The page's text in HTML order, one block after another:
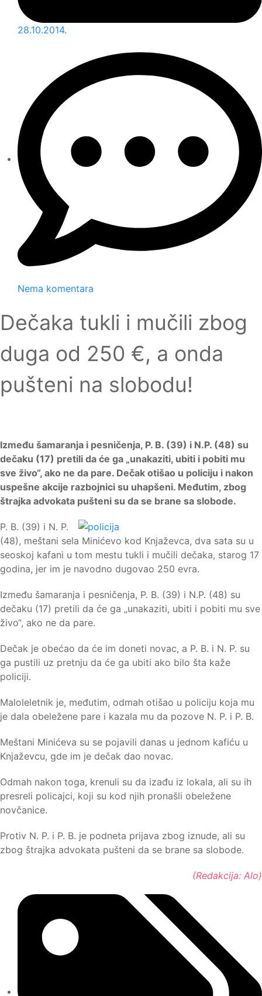
28.10.2014.
Nema komentara
Dečaka tukli i mučili zbog
duga od 250 €, a onda
pušteni na slobodu!
Između šamaranja i pesničenja, P. B. (39) i N.P. (48) su
dečaku (17) pretili da će ga „unakaziti, ubiti i pobiti mu
sve živo“, ako ne da pare. Dečak otišao u policiju i nakon
uspešne akcije razbojnici su uhapšeni. Međutim, zbog
štrajka advokata pušteni su da se brane sa slobode.
P. B. (39) i N. P.
(48), meštani sela Minićevo kod Knjaževca, dva sata su u
seoskoj kafani u tom mestu tukli i mučili dečaka, starog 17
godina, jer im je navodno dugovao 250 evra.
Između šamaranja i pesničenja, P. B. (39) i N.P. (48) su
dečaku (17) pretili da će ga „unakaziti, ubiti i pobiti mu sve
živo“, ako ne da pare.
Dečak je obećao da će im doneti novac, a P. B. i N. P. su
ga pustili uz pretnju da će ga ubiti ako bilo šta kaže
policiji.
Maloleletnik je, međutim, odmah otišao u policiju koja mu
je dala obeležene pare i kazala mu da pozove N. P. i P. B.
Meštani Minićeva su se pojavili danas u jednom kafiću u
Knjaževcu, gde im je dečak dao novac.
Odmah nakon toga, krenuli su da izađu iz lokala, ali su ih
presreli policajci, koji su kod njih pronašli obeležene
novčanice.
Protiv N. P. i P. B. je podneta prijava zbog iznude, ali su
zbog štrajka advokata pušteni da se brane sa slobode.
(Redakcija: Alo)